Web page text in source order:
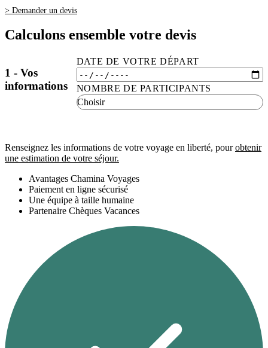
> Demander un devis
Calculons ensemble votre devis
1 - Vos
informations
DATE DE VOTRE DÉPART
NOMBRE DE PARTICIPANTS
Renseignez les informations de votre voyage en liberté, pourobtenir
une estimation de votre séjour.
Avantages Chamina Voyages
Paiement en ligne sécurisé
Une équipe à taille humaine
Partenaire Chèques Vacances